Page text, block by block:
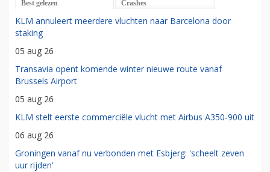
Best gelezen Crashes
KLM annuleert meerdere vluchten naar Barcelona door
staking
05 aug 26
Transavia opent komende winter nieuwe route vanaf
Brussels Airport
05 aug 26
KLM stelt eerste commerciële vlucht met Airbus A350-900 uit
06 aug 26
Groningen vanaf nu verbonden met Esbjerg: 'scheelt zeven
uur rijden'